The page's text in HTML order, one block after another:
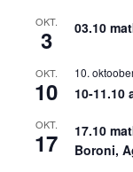
OKT.
3 03.10
OKT.
10
10. oktoober
10-11.10
OKT.
17
17.10
Boroni,